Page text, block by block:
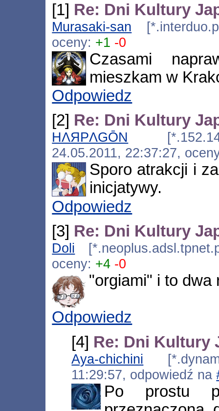
[1] Re: Dni Kultury
Murasaki-san
oceny: +1 -0
Czasami
mieszkam w
Odpowiedz
[2] Re: Dni Kultury
HΛЯPΛGŌN
24.05.2011, 22:37:27,
Sporo atrakcji i
inicjatywy.
Odpowiedz
[3] Re: Dni Kultury
Doli
oceny: +4 -0
"orgiami" i to dwa
Odpowiedz
[4] Re: Dni Kultury
Aya-chichini
11:29:57, odpowiedź na
Po prostu